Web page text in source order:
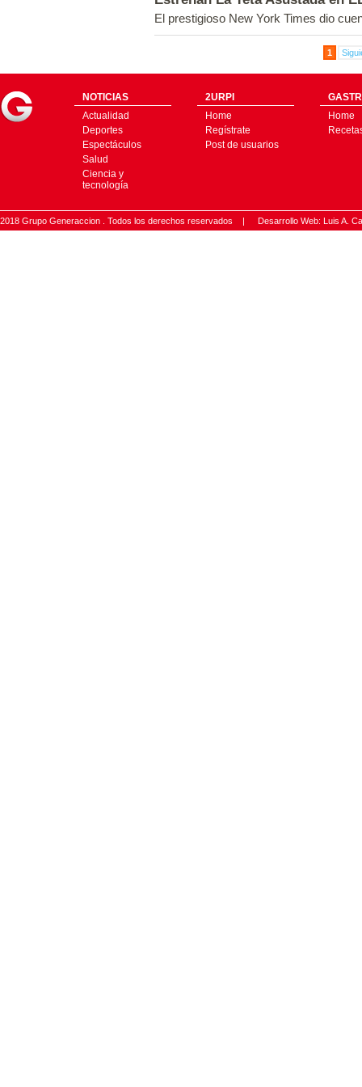
El prestigioso New York Times dio
1
NOTICIAS
Actualidad
Deportes
Espectáculos
Salud
Ciencia y
tecnología
2URPI
Home
Regístrate
Post de usuarios
Home
2018 Grupo Generaccion . Todos los derechos reservados | Desarrollo Web: Luis